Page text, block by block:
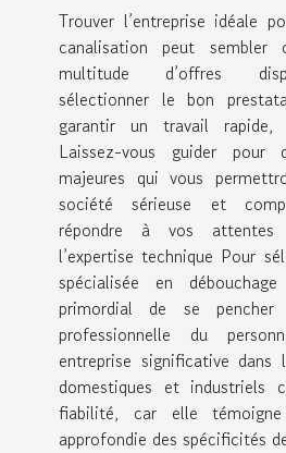
Trouver l’entreprise idéale
canalisation peut
multitude d’offres
sélectionner le bon
garantir un travail rapide,
Laissez-vous guider pour
majeures qui vous
société sérieuse et
répondre à vos attentes
l’expertise technique Pour
spécialisée en
primordial de se
professionnelle du
entreprise significative
domestiques et industriels
fiabilité, car elle témoigne
approfondie des spécificités